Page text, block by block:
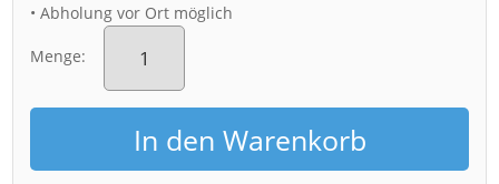
• Abholung vor Ort möglich
Menge:
Fotoabzug
(00654)
Garden
Schloss
Pillnitz
MengeIn den Warenkorb